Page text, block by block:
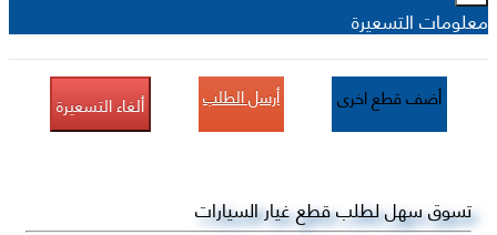
معلومات التسعيرة
أضف قطع اخرى أرسل الطلب ألغاء التسعيرة
تسوق سهل لطلب قطع غيار السيارات